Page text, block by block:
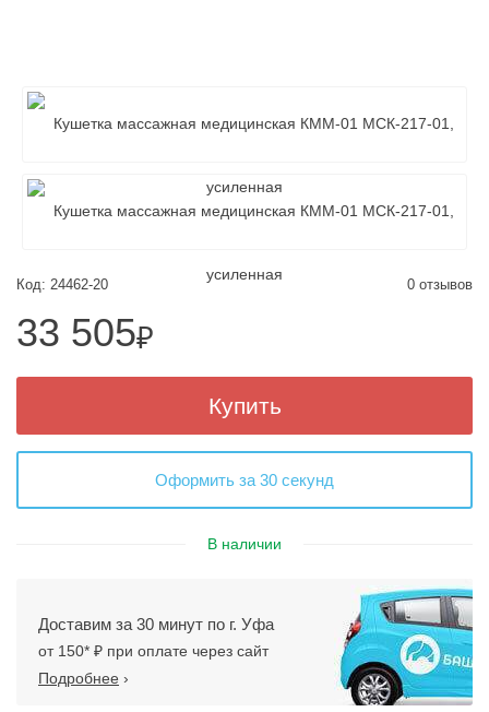
Код: 24462-20 0 отзывов
33 505₽
Купить
Оформить за 30 секунд
В наличии
Доставим за 30 минут по г. Уфа
от 150* ₽ при оплате через сайт
Подробнее ›